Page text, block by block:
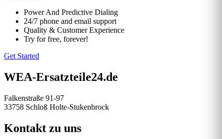
Power And Predictive Dialing
24/7 phone and email support
Quality & Customer Experience
Try for free, forever!
Get Started
WEA-Ersatzteile24.de
Falkenstraße 91-97
33758 Schloß Holte-Stukenbrock
Kontakt zu uns